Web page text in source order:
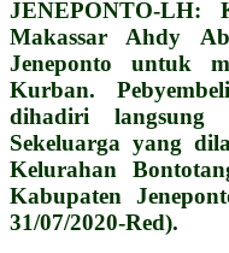
JENEPONTO-LH:
Makassar Ahdy
Jeneponto untuk
Kurban.
dihadiri
Sekeluarga yang
Kelurahan
Kabupaten
31/07/2020-Red).